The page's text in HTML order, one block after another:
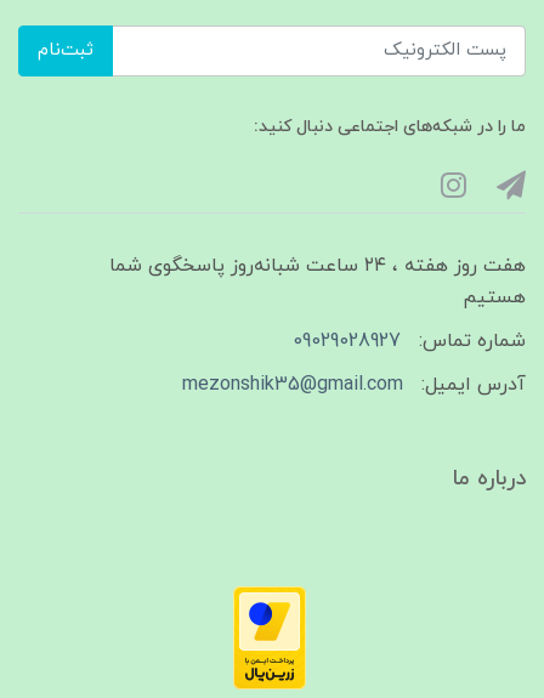
ثبت‌نام
ما را در شبکه‌های اجتماعی دنبال کنید:
هفت روز هفته ، ۲۴ ساعت شبانه‌روز پاسخگوی شما
هستیم
شماره تماس:
09029028927
آدرس ایمیل:
mezonshik35@gmail.com
درباره ما